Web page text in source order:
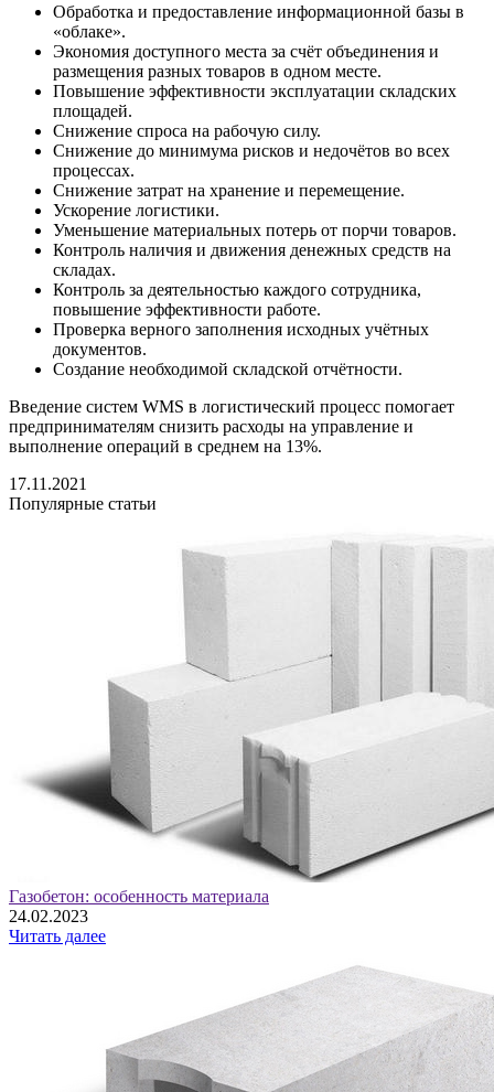
Обработка и предоставление информационной базы в
«облаке».
Экономия доступного места за счёт объединения и
размещения разных товаров в одном месте.
Повышение эффективности эксплуатации складских
площадей.
Снижение спроса на рабочую силу.
Снижение до минимума рисков и недочётов во всех
процессах.
Снижение затрат на хранение и перемещение.
Ускорение логистики.
Уменьшение материальных потерь от порчи товаров.
Контроль наличия и движения денежных средств на
складах.
Контроль за деятельностью каждого сотрудника,
повышение эффективности работе.
Проверка верного заполнения исходных учётных
документов.
Создание необходимой складской отчётности.
Введение систем WMS в логистический процесс помогает
предпринимателям снизить расходы на управление и
выполнение операций в среднем на 13%.
17.11.2021
Популярные статьи
Газобетон: особенность материала
24.02.2023
Читать далее